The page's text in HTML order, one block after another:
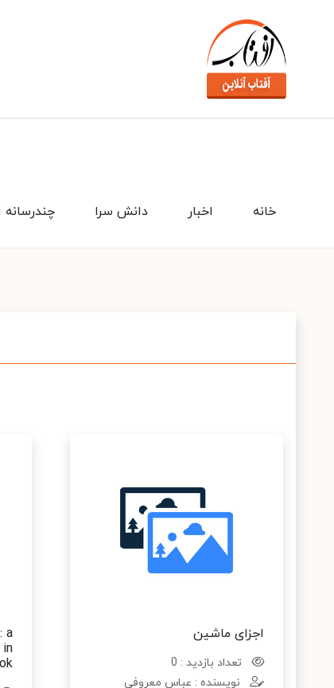
چندرسانه دانش سرا اخبار خانه
اجزای ماشین
تعداد بازدید : 0
نویسنده : عباس معروفی
a